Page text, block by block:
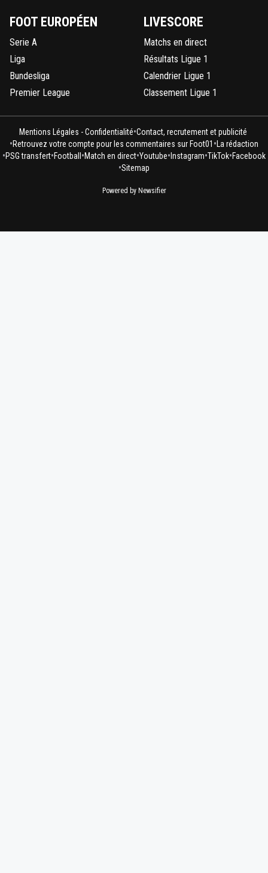
FOOT EUROPÉEN
Serie A
Liga
Bundesliga
Premier League
LIVESCORE
Matchs en direct
Résultats Ligue 1
Calendrier Ligue 1
Classement Ligue 1
Mentions Légales - Confidentialité•Contact, recrutement et publicité
•Retrouvez votre compte pour les commentaires sur Foot01 • La rédaction
•PSG transfert•Football •Match en direct•Youtube• Instagram•TikTok•Facebook
•Sitemap
Powered by Newsifier